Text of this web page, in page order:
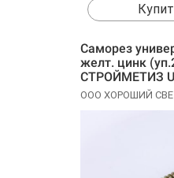
Саморез
желт. цинк
СТРОЙМЕТИЗ
ООО ХОРОШИЙ